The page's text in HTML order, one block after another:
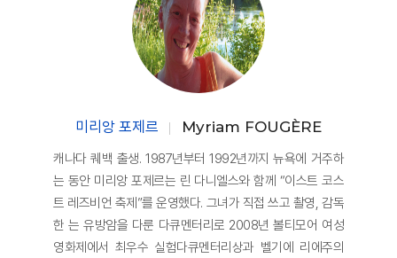
미리앙 포제르 Myriam FOUGÈRE
캐나다 퀘백 출생. 1987년부터 1992년까지 뉴욕에 거주하
는 동안 미리앙 포제르는 린 다니엘스와 함께 “이스트 코스
트 레즈비언 축제”를 운영했다. 그녀가 직접 쓰고 촬영, 감독
한 는 유방암을 다룬 다큐멘터리로 2008년 볼티모어 여성
영화제에서 최우수 실험다큐멘터리상과 벨기에 리에주의